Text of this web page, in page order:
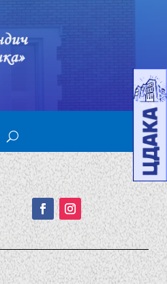
Подписывайтесь!